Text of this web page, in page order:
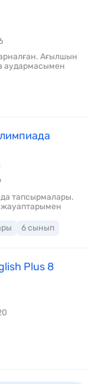
Ағылшын
аудармасымен
тапсырмалары.
6 сынып
Plus 8